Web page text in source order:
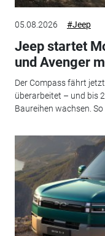
05.08.2026 #Jeep
Jeep startet
und Avenger
Der Compass fährt
überarbeitet – und bis
Baureihen wachsen.